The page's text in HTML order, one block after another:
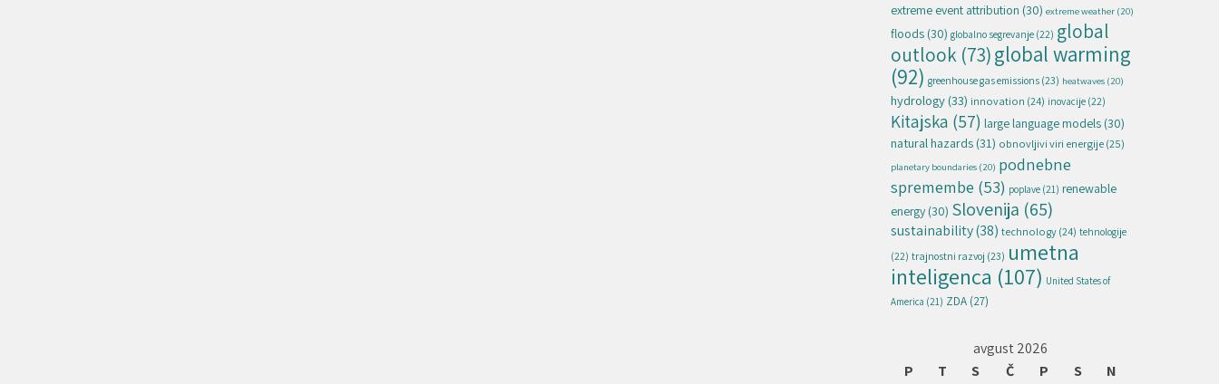
extreme event attribution (30) extreme weather (20)
floods (30) globalno segrevanje (22) global
outlook (73)global warming
(92) greenhouse gas emissions (23) heatwaves (20)
hydrology(33) innovation (24) inovacije (22)
Kitajska (57) large language models (30)
natural hazards (31) obnovljivi viri energije(25)
planetary boundaries (20) podnebne
spremembe (53) poplave (21) renewable
energy (30) Slovenija (65)
sustainability(38) technology(24) tehnologije
(22) trajnostni razvoj (23) umetna
inteligenca (107) United States of
America (21) ZDA (27)
avgust 2026
P
T S Č P S N